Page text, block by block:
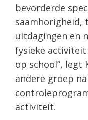
bevorderde
saamhorigheid,
uitdagingen en
fysieke activiteit
op school”, legt
andere groep
activiteit.